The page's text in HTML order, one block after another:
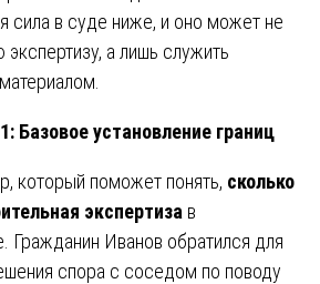
сила в суде ниже, и оно может не
а лишь служить
Базовое установление границ
который поможет понять, сколько
экспертиза в
Гражданин Иванов обратился для
спора с соседом по поводу